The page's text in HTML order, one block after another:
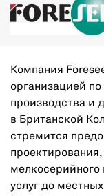
Компания
организацией по
производства и
в Британской
стремится
мелкосерийного
услуг до